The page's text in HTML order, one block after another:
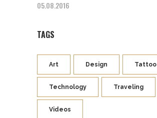
05.08.2016
TAGS
Art Design Tattoo
Technology Traveling
Videos